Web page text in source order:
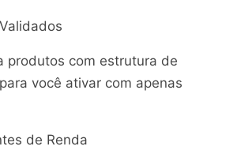
produtos com estrutura de
você ativar com apenas
de Renda